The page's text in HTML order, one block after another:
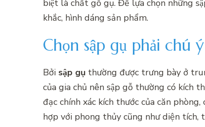
biệt là chất gỗ gụ. Để lựa chọn những
khắc, hình dáng sản phẩm.
Chọn sập gụ phải chú
Bởi sập gụ thường được trưng bày ở
của gia chủ nên sập gỗ thường có kích
đạc chính xác kích thước của căn
hợp với phong thủy cũng như diện